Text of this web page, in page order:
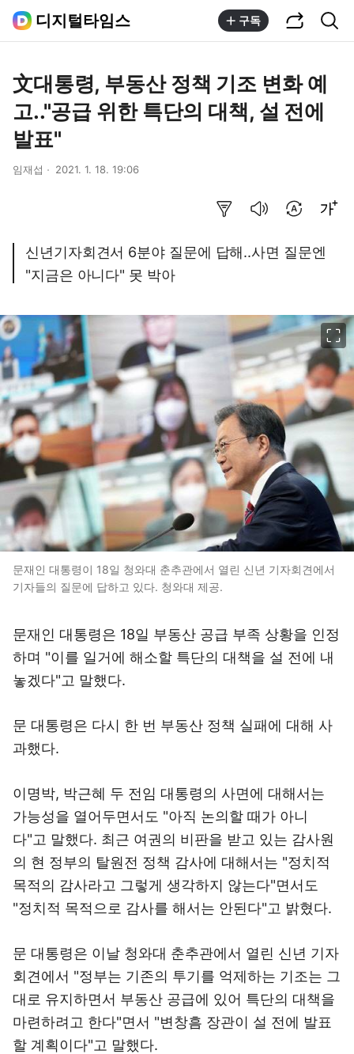
디지털타임스 구독
文대통령, 부동산 정책 기조 변화 예
고.."공급 위한 특단의 대책, 설 전에
발표"
임재섭 2021. 1. 18. 19:06
신년기자회견서 6분야 질문에 답해..사면 질문엔
"지금은 아니다" 못 박아
문재인 대통령이 18일 청와대 춘추관에서 열린 신년 기자회견에서
기자들의 질문에 답하고 있다. 청와대 제공.
문재인 대통령은 18일 부동산 공급 부족 상황을 인정
하며 "이를 일거에 해소할 특단의 대책을 설 전에 내
놓겠다"고 말했다.
문 대통령은 다시 한 번 부동산 정책 실패에 대해 사
과했다.
이명박, 박근혜 두 전임 대통령의 사면에 대해서는
가능성을 열어두면서도 "아직 논의할 때가 아니
다"고 말했다. 최근 여권의 비판을 받고 있는 감사원
의 현 정부의 탈원전 정책 감사에 대해서는 "정치적
목적의 감사라고 그렇게 생각하지 않는다"면서도
"정치적 목적으로 감사를 해서는 안된다"고 밝혔다.
문 대통령은 이날 청와대 춘추관에서 열린 신년 기자
회견에서 "정부는 기존의 투기를 억제하는 기조는 그
대로 유지하면서 부동산 공급에 있어 특단의 대책을
마련하려고 한다"면서 "변창흠 장관이 설 전에 발표
할 계획이다"고 말했다.